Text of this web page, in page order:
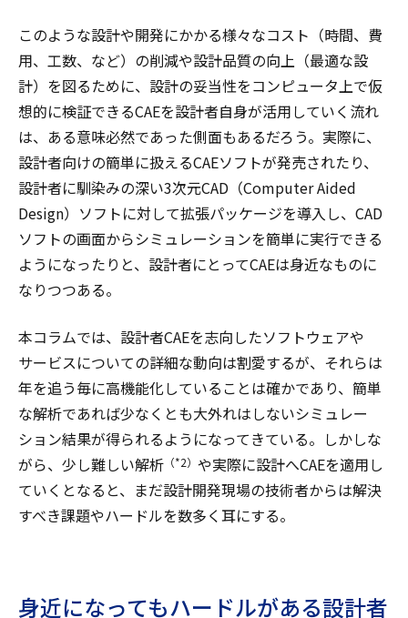
このような設計や開発にかかる様々なコスト（時間、費
用、工数、など）の削減や設計品質の向上（最適な設
計）を図るために、設計の妥当性をコンピュータ上で仮
想的に検証できるCAEを設計者自身が活用していく流れ
は、ある意味必然であった側面もあるだろう。実際に、
設計者向けの簡単に扱えるCAEソフトが発売されたり、
設計者に馴染みの深い3次元CAD（Computer Aided
Design）ソフトに対して拡張パッケージを導入し、CAD
ソフトの画面からシミュレーションを簡単に実行できる
ようになったりと、設計者にとってCAEは身近なものに
なりつつある。
本コラムでは、設計者CAEを志向したソフトウェアや
サービスについての詳細な動向は割愛するが、それらは
年を追う毎に高機能化していることは確かであり、簡単
な解析であれば少なくとも大外れはしないシミュレー
ション結果が得られるようになってきている。しかしな
がら、少し難しい解析 （*2） や実際に設計へCAEを適用し
ていくとなると、まだ設計開発現場の技術者からは解決
すべき課題やハードルを数多く耳にする。
身近になってもハードルがある設計者